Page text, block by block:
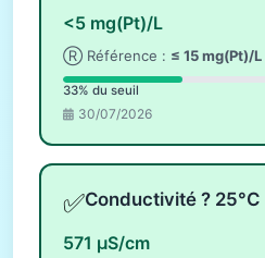
<5 mg(Pt)/L
Ⓡ Référence : ≤ 15 mg(Pt)/L
33% du seuil
30/07/2026
✅Conductivité ? 25°C
571 µS/cm